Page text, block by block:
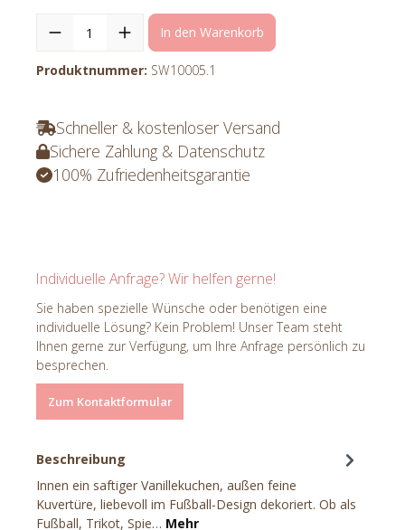
In den Warenkorb
Produktnummer: SW10005.1
Schneller & kostenloser Versand
Sichere Zahlung & Datenschutz
100% Zufriedenheitsgarantie
Individuelle Anfrage? Wir helfen gerne!
Sie haben spezielle Wünsche oder benötigen eine
individuelle Lösung? Kein Problem! Unser Team steht
Ihnen gerne zur Verfügung, um Ihre Anfrage persönlich zu
besprechen.
Zum Kontaktformular
Beschreibung
Innen ein saftiger Vanillekuchen, außen feine
Kuvertüre, liebevoll im Fußball-Design dekoriert. Ob als
Fußball, Trikot, Spie… Mehr